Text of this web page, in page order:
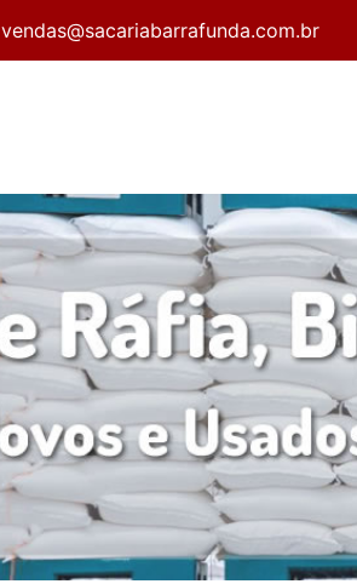
vendas@sacariabarrafunda.com.br